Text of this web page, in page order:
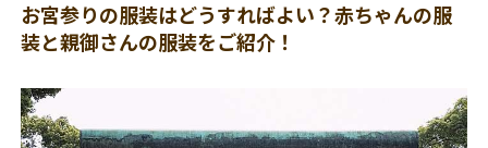
お宮参りの服装はどうすればよい？赤ちゃんの服
装と親御さんの服装をご紹介！